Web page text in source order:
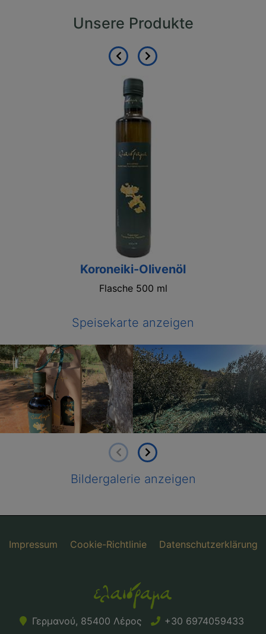
Unsere Produkte
Koroneiki-Olivenöl
Flasche 500 ml
Speisekarte anzeigen
Bildergalerie anzeigen
Impressum Cookie-Richtlinie Datenschutzerklärung
Γερμανού, 85400 Λέρος +30 6974059433